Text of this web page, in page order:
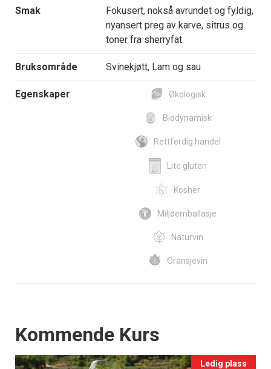
Smak
Fokusert, nokså avrundet og fyldig,
nyansert preg av karve, sitrus og
toner fra sherryfat.
Bruksområde Svinekjøtt, Lam og sau
Egenskaper Økologisk
Biodynamisk
Rettferdig handel
Lite gluten
Kosher
Miljøemballasje
Naturvin
Oransjevin
Events
Kommende Kurs
Ledig plass